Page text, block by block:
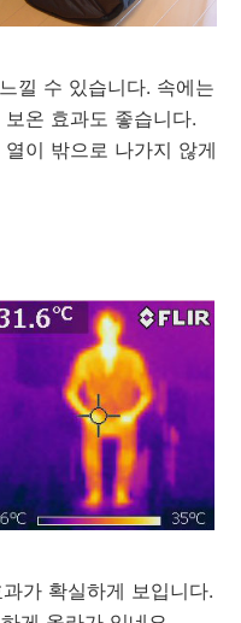
낄 수 있습니다. 속에는
온 효과도 좋습니다.
이 밖으로 나가지 않게
가 확실하게 보입니다.